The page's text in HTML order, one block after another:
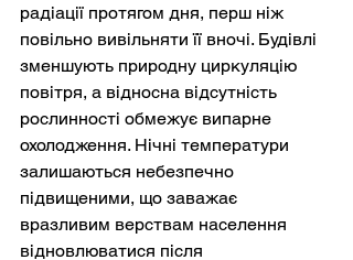
радіації протягом дня, перш ніж
повільно вивільняти її вночі. Будівлі
зменшують природну циркуляцію
повітря, а відносна відсутність
рослинності обмежує випарне
охолодження. Нічні температури
залишаються небезпечно
підвищеними, що заважає
вразливим верствам населення
відновлюватися після